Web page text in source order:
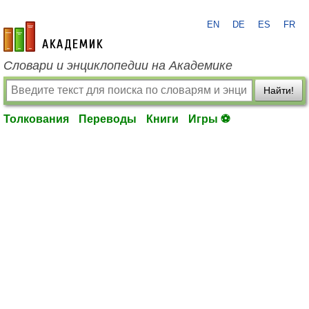
academic.ru
EN DE ES FR
Словари и энциклопедии на Академике
Найти!
Толкования Переводы Книги Игры ⚽